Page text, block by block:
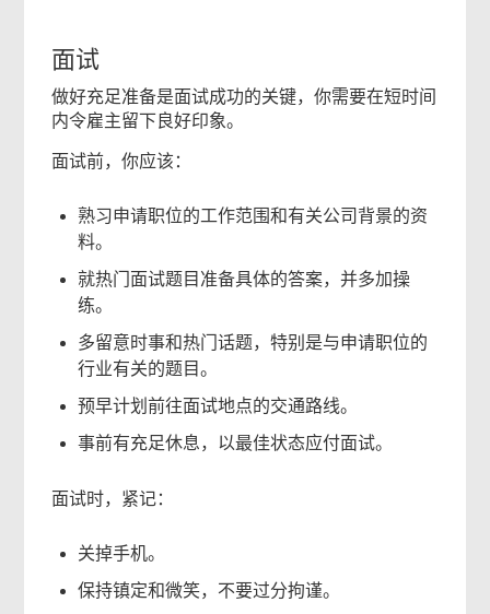
面试
做好充足准备是面试成功的关键，你需要在短时间
内令雇主留下良好印象。
面试前，你应该：
熟习申请职位的工作范围和有关公司背景的资
料。
就热门面试题目准备具体的答案，并多加操
练。
多留意时事和热门话题，特别是与申请职位的
行业有关的题目。
预早计划前往面试地点的交通路线。
事前有充足休息，以最佳状态应付面试。
面试时，紧记：
关掉手机。
保持镇定和微笑，不要过分拘谨。